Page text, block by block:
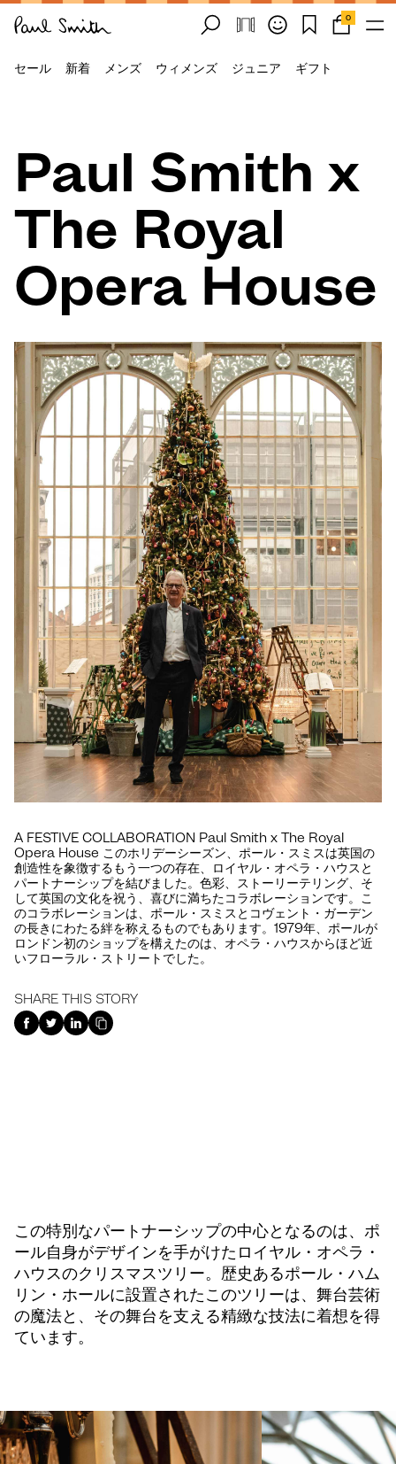
0
セール 新着 メンズ ウィメンズ ジュニア ギフト
Paul Smith x
The Royal
Opera House
A FESTIVE COLLABORATION Paul Smith x The Royal
Opera House このホリデーシーズン、ポール・スミスは英国の
創造性を象徴するもう一つの存在、ロイヤル・オペラ・ハウスと
パートナーシップを結びました。色彩、ストーリーテリング、そ
して英国の文化を祝う、喜びに満ちたコラボレーションです。こ
のコラボレーションは、ポール・スミスとコヴェント・ガーデン
の長きにわたる絆を称えるものでもあります。1979年、ポールが
ロンドン初のショップを構えたのは、オペラ・ハウスからほど近
いフローラル・ストリートでした。
SHARE THIS STORY
この特別なパートナーシップの中心となるのは、ポ
ール自身がデザインを手がけたロイヤル・オペラ・
ハウスのクリスマスツリー。歴史あるポール・ハム
リン・ホールに設置されたこのツリーは、舞台芸術
の魔法と、その舞台を支える精緻な技法に着想を得
ています。